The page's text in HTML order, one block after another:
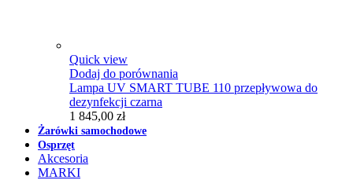
Quick view
Dodaj do porównania
Lampa UV SMART TUBE 110 przepływowa do
dezynfekcji czarna
1 845,00 zł
Żarówki samochodowe
Osprzęt
Akcesoria
MARKI